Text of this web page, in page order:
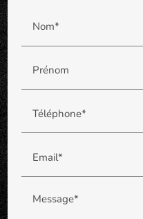
Nom*
Prénom
Téléphone*
Email*
Message*